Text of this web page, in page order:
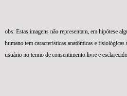
obs: Estas imagens não representam, em hipótese
humano tem características anatômicas e
usuário no termo de consentimento livre e